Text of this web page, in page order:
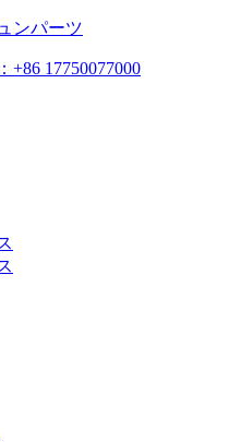
ンパーツ
+86 17750077000